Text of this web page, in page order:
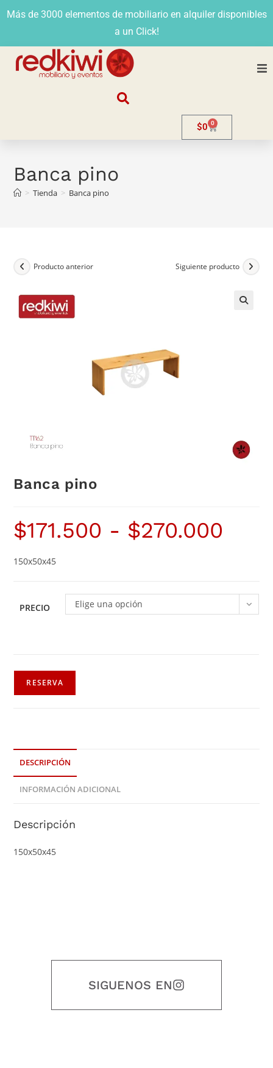
Más de 3000 elementos de mobiliario en alquiler disponibles
a un Click!
Contacto
$0 0
Banca pino
> Tienda > Banca pino
Producto anterior Siguiente producto
Banca pino
$171.500 - $270.000
150x50x45
PRECIO Elige una opción
RESERVA
DESCRIPCIÓN
INFORMACIÓN ADICIONAL
Descripción
150x50x45
SIGUENOS EN